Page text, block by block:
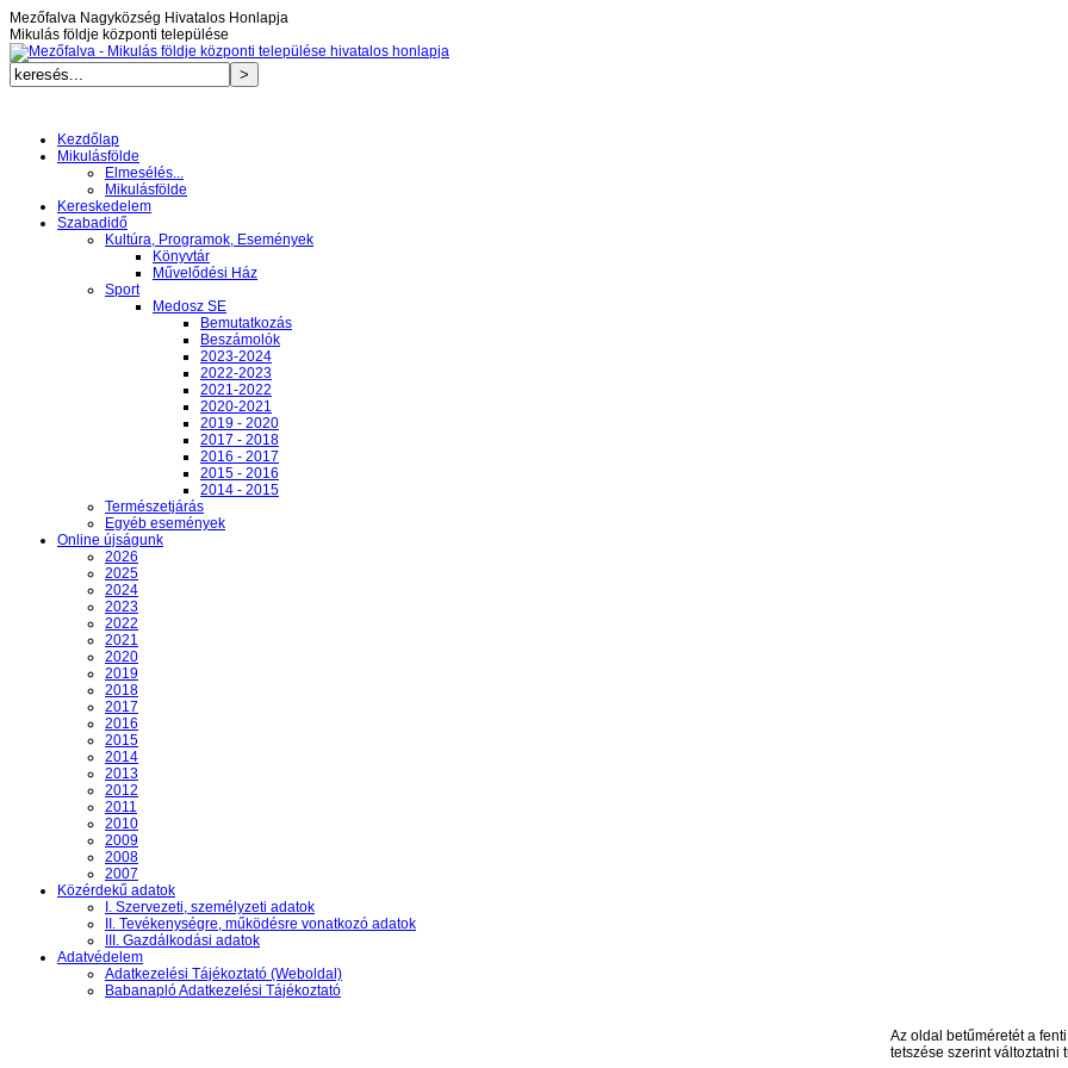
Mezőfalva Nagyközség Hivatalos Honlapja
Mikulás földje központi települése
Kezdőlap
Mikulásfölde
Elmesélés...
Mikulásfölde
Kereskedelem
Szabadidő
Kultúra, Programok, Események
Könyvtár
Művelődési Ház
Sport
Medosz SE
Bemutatkozás
Beszámolók
2023-2024
2022-2023
2021-2022
2020-2021
2019 - 2020
2017 - 2018
2016 - 2017
2015 - 2016
2014 - 2015
Természetjárás
Egyéb események
Online újságunk
2026
2025
2024
2023
2022
2021
2020
2019
2018
2017
2016
2015
2014
2013
2012
2011
2010
2009
2008
2007
Közérdekű adatok
I. Szervezeti, személyzeti adatok
II. Tevékenységre, működésre vonatkozó adatok
III. Gazdálkodási adatok
Adatvédelem
Adatkezelési Tájékoztató (Weboldal)
Babanapló Adatkezelési Tájékoztató
Az oldal betűméretét a
tetszése szerint változtatni